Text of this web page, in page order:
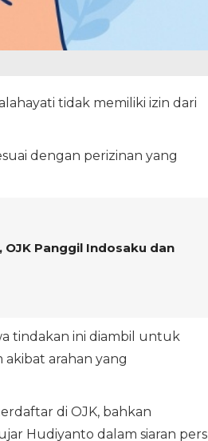
tidak memiliki izin dari
dengan perizinan yang
Panggil Indosaku dan
tindakan ini diambil untuk
arahan yang
di OJK, bahkan
Hudiyanto dalam siaran pers